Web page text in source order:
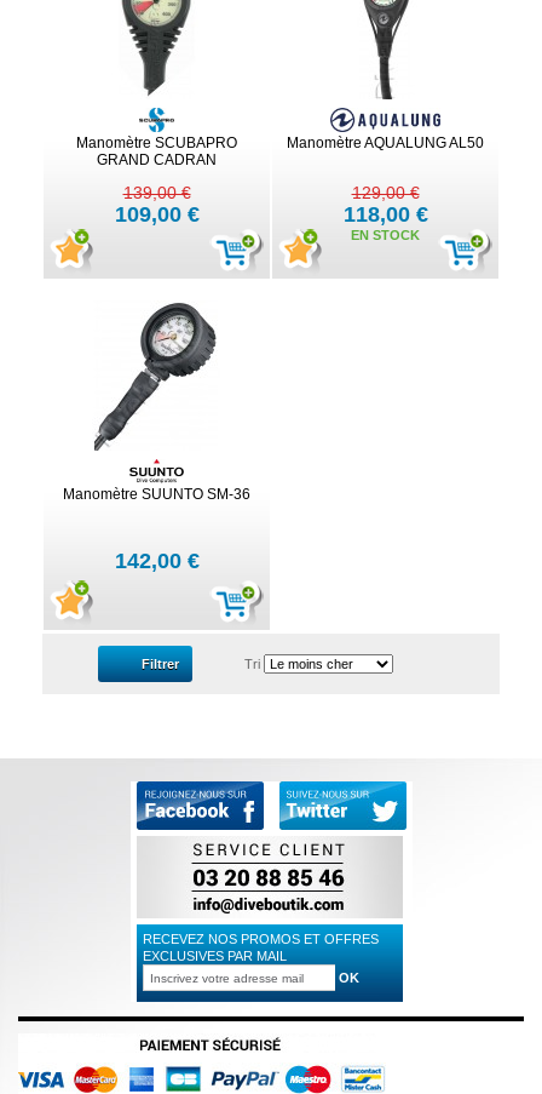
Manomètre SCUBAPRO
GRAND CADRAN
139,00 €
109,00 €
Manomètre AQUALUNG AL50
129,00 €
118,00 €
EN STOCK
Manomètre SUUNTO SM-36
142,00 €
Filtrer Tri
RECEVEZ NOS PROMOS ET OFFRES
EXCLUSIVES PAR MAIL